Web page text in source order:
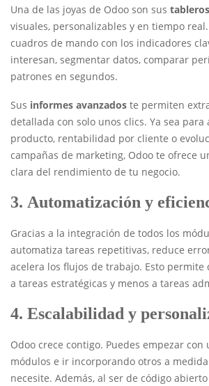
Una de las joyas de Odoo son sus
visuales, personalizables y en tiempo
cuadros de mando con los indicadores
interesan, segmentar datos, comparar
patrones en segundos.
Sus informes avanzados te permiten
detallada con solo unos clics. Ya sea
producto, rentabilidad por cliente o
campañas de marketing, Odoo te ofrece
clara del rendimiento de tu negocio.
3. Automatización y
Gracias a la integración de todos los
automatiza tareas repetitivas, reduce
acelera los flujos de trabajo. Esto
a tareas estratégicas y menos a tareas
4. Escalabilidad y
Odoo crece contigo. Puedes empezar con
módulos e ir incorporando otros a
necesite. Además, al ser de código